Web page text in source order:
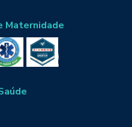
Maternidade